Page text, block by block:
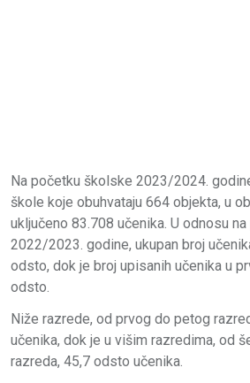
Na početku školske 2023/2024.
škole koje obuhvataju 664 objekta, u
uključeno 83.708 učenika. U odnosu
2022/2023. godine, ukupan broj
odsto, dok je broj upisanih učenika u
odsto.
Niže razrede, od prvog do petog
učenika, dok je u višim razredima, od
razreda, 45,7 odsto učenika.